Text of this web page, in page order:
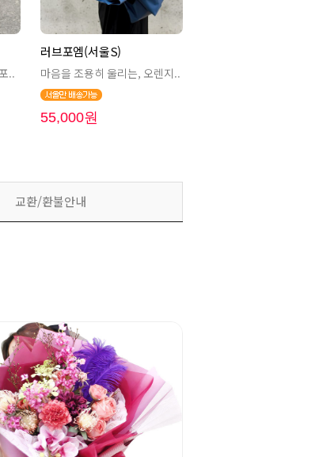
..
러브포엠(서울S)
마음을 조용히 울리는, 오렌지..
55,000원
교환/환불안내